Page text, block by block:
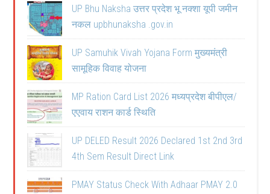
UP Bhu Naksha उत्तर प्रदेश भू नक्शा यूपी जमीन
नकल upbhunaksha .gov.in
UP Samuhik Vivah Yojana Form मुख्यमंत्री
सामूहिक विवाह योजना
MP Ration Card List 2026 मध्यप्रदेश बीपीएल/
एएवाय राशन कार्ड स्थिति
UP DELED Result 2026 Declared 1st 2nd 3rd
4th Sem Result Direct Link
PMAY Status Check With Adhaar PMAY 2.0